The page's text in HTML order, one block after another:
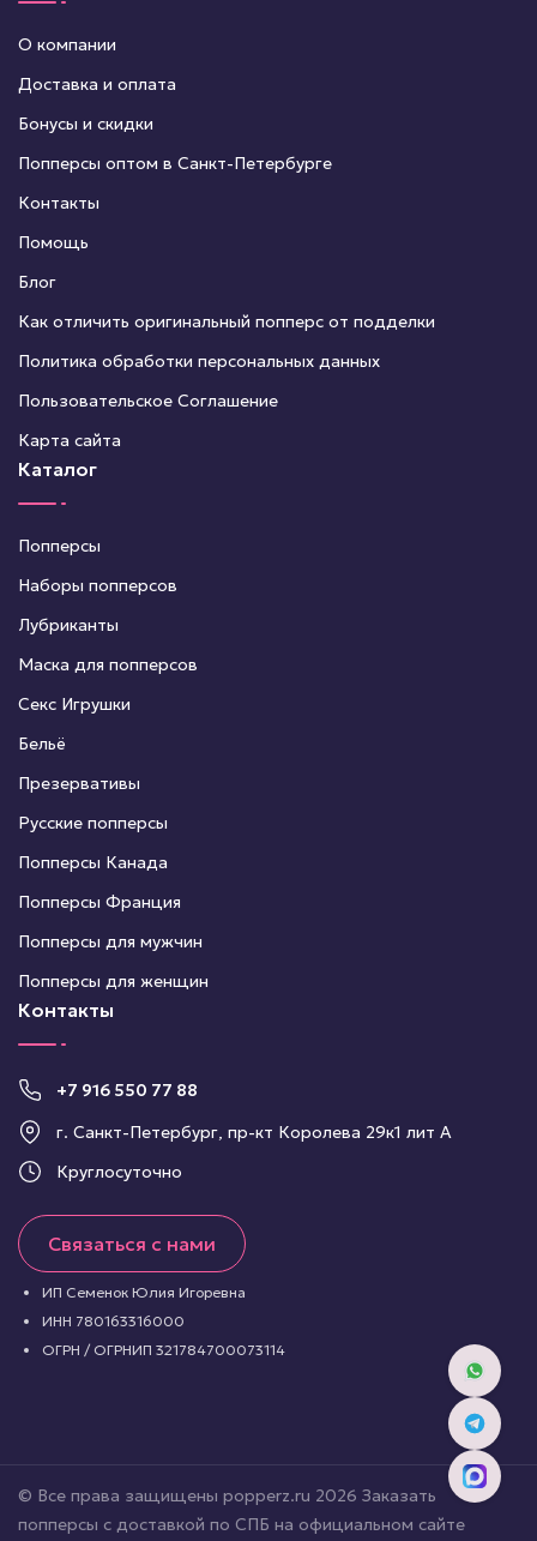
О компании
Доставка и оплата
Бонусы и скидки
Попперсы оптом в Санкт-Петербурге
Контакты
Помощь
Блог
Как отличить оригинальный попперс от подделки
Политика обработки персональных данных
Пользовательское Соглашение
Карта сайта
Каталог
Попперсы
Наборы попперсов
Лубриканты
Маска для попперсов
Секс Игрушки
Бельё
Презервативы
Русские попперсы
Попперсы Канада
Попперсы Франция
Попперсы для мужчин
Попперсы для женщин
Контакты
+7 916 550 77 88
г. Санкт-Петербург, пр-кт Королева 29к1 лит А
Круглосуточно
Связаться с нами
ИП Семенок Юлия Игоревна
ИНН 780163316000
ОГРН / ОГРНИП 321784700073114
© Все права защищены popperz.ru 2026 Заказать
попперсы с доставкой по СПБ на официальном сайте